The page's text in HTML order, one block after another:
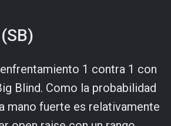
1 contra 1 con
Blind. Como la probabilidad
mano fuerte es relativamente